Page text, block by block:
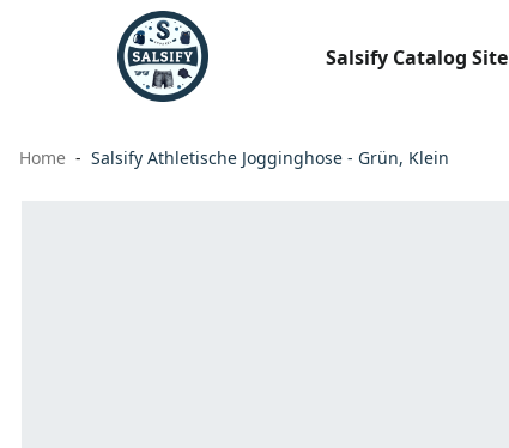
Salsify Catalog Site
Home Salsify Athletische Jogginghose - Grün, Klein